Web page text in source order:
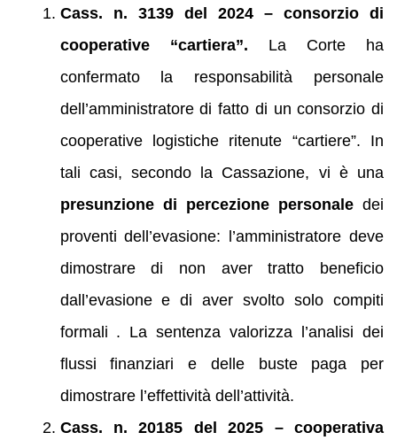
Cass. n. 3139 del 2024 – consorzio di
cooperative “cartiera”. La Corte ha
confermato la responsabilità personale
dell’amministratore di fatto di un consorzio di
cooperative logistiche ritenute “cartiere”. In
tali casi, secondo la Cassazione, vi è una
presunzione di percezione personaledei
proventi dell’evasione: l’amministratore deve
dimostrare di non aver tratto beneficio
dall’evasione e di aver svolto solo compiti
formali . La sentenza valorizza l’analisi dei
flussi finanziari e delle buste paga per
dimostrare l’effettività dell’attività.
Cass. n. 20185 del 2025 – cooperativa